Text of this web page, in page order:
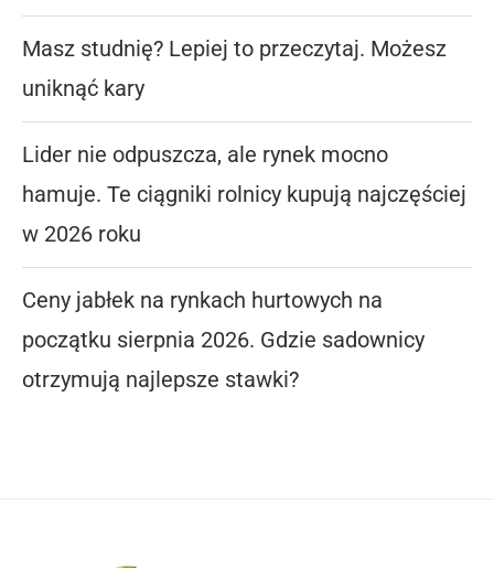
Masz studnię? Lepiej to przeczytaj. Możesz
uniknąć kary
Lider nie odpuszcza, ale rynek mocno
hamuje. Te ciągniki rolnicy kupują najczęściej
w 2026 roku
Ceny jabłek na rynkach hurtowych na
początku sierpnia 2026. Gdzie sadownicy
otrzymują najlepsze stawki?